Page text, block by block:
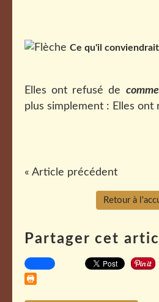
Ce qu'il
Elles ont refusé de
plus simplement : Elles ont
« Article précédent
Retour à
Partager cet